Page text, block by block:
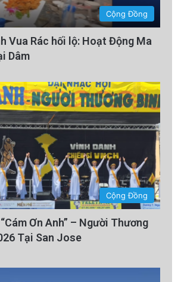
Cộng Đồng
Vua Rác hối lộ: Hoạt Động Ma
Dâm
Cộng Đồng
Ơn Anh” – Người Thương
Tại San Jose